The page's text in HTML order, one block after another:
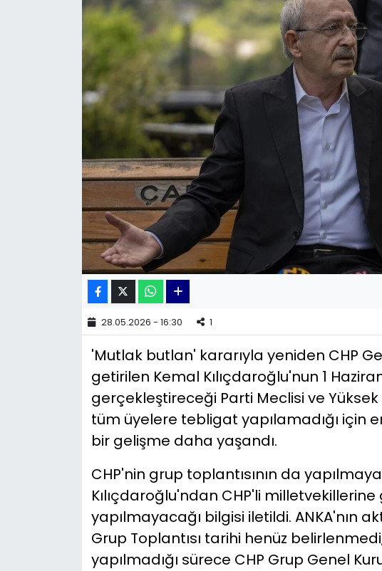
28.05.2026 - 16:30 1
'Mutlak butlan' kararıyla yeniden CHP
getirilen Kemal Kılıçdaroğlu'nun 1
gerçekleştireceği Parti Meclisi ve Yüksek
tüm üyelere tebligat yapılamadığı için
bir gelişme daha yaşandı.
CHP'nin grup toplantısının da
Kılıçdaroğlu'ndan CHP'li milletvekillerine
yapılmayacağı bilgisi iletildi. ANKA'nın
Grup Toplantısı tarihi henüz
yapılmadığı sürece CHP Grup Genel
KÜLTÜR SANAT
MAGAZİN
POLİTİKA
Siyaset
TEKNOLOJİ
Yaşam
YEREL POLİTİKA
YEREL YÖNETİMLER